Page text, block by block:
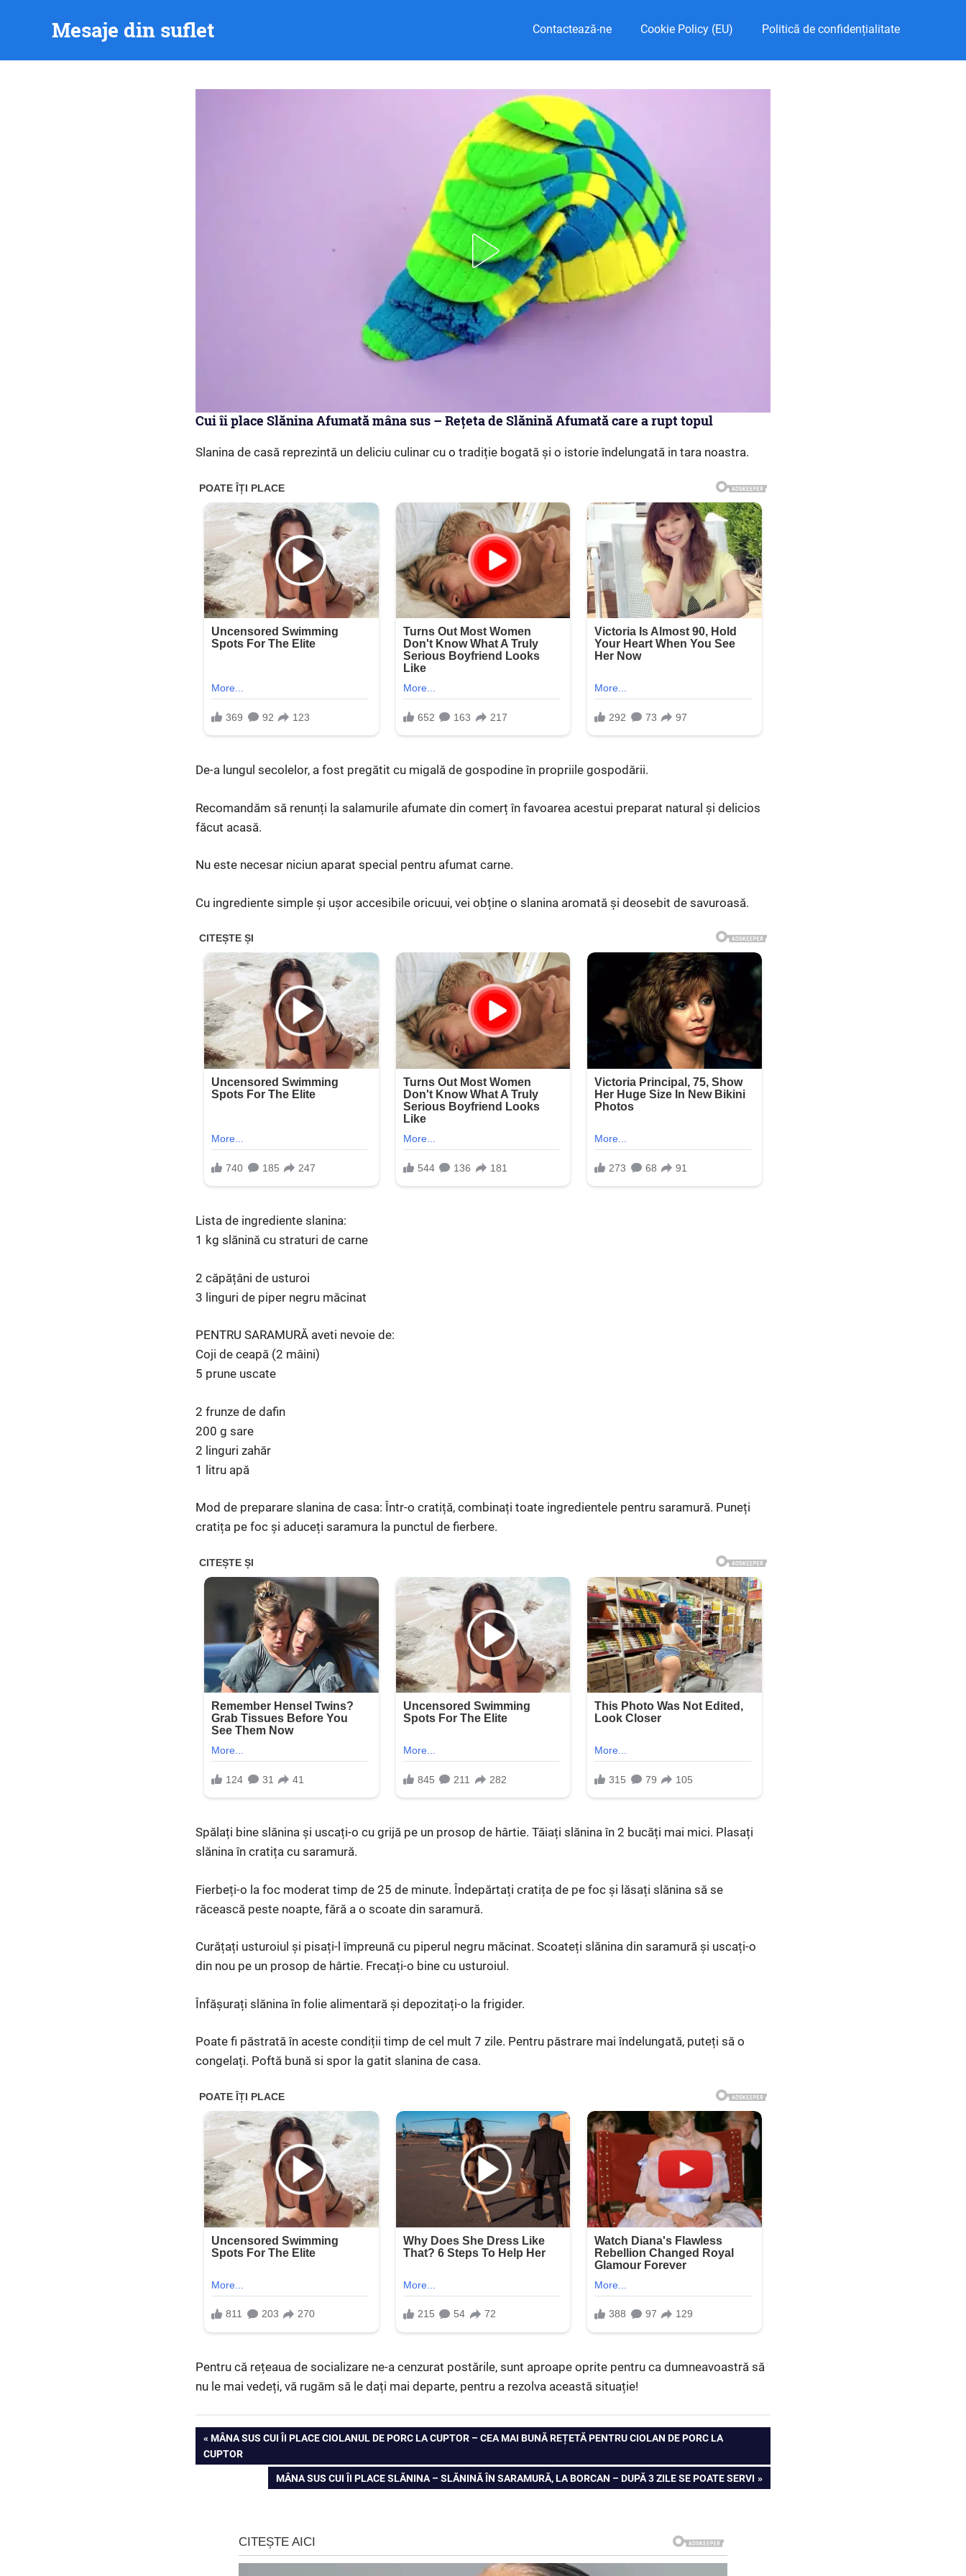
Mesaje din suflet Contactează-ne Cookie Policy (EU) Politică de confidențialitate
Cui îi place Slănina Afumată mâna sus – Rețeta de Slănină Afumată care a rupt topul
Slanina de casă reprezintă un deliciu culinar cu o tradiție bogată și o istorie îndelungată in tara noastra.
De-a lungul secolelor, a fost pregătit cu migală de gospodine în propriile gospodării.
Recomandăm să renunți la salamurile afumate din comerț în favoarea acestui preparat natural și delicios
făcut acasă.
Nu este necesar niciun aparat special pentru afumat carne.
Cu ingrediente simple și ușor accesibile oricuui, vei obține o slanina aromată și deosebit de savuroasă.
Lista de ingrediente slanina:
1 kg slănină cu straturi de carne
2 căpățâni de usturoi
3 linguri de piper negru măcinat
PENTRU SARAMURĂ aveti nevoie de:
Coji de ceapă (2 mâini)
5 prune uscate
2 frunze de dafin
200 g sare
2 linguri zahăr
1 litru apă
Mod de preparare slanina de casa: Într-o cratiță, combinați toate ingredientele pentru saramură. Puneți
cratița pe foc și aduceți saramura la punctul de fierbere.
Spălați bine slănina și uscați-o cu grijă pe un prosop de hârtie. Tăiați slănina în 2 bucăți mai mici. Plasați
slănina în cratița cu saramură.
Fierbeți-o la foc moderat timp de 25 de minute. Îndepărtați cratița de pe foc și lăsați slănina să se
răcească peste noapte, fără a o scoate din saramură.
Curățați usturoiul și pisați-l împreună cu piperul negru măcinat. Scoateți slănina din saramură și uscați-o
din nou pe un prosop de hârtie. Frecați-o bine cu usturoiul.
Înfășurați slănina în folie alimentară și depozitați-o la frigider.
Poate fi păstrată în aceste condiții timp de cel mult 7 zile. Pentru păstrare mai îndelungată, puteți să o
congelați. Poftă bună si spor la gatit slanina de casa.
Pentru că rețeaua de socializare ne-a cenzurat postările, sunt aproape oprite pentru ca dumneavoastră să
nu le mai vedeți, vă rugăm să le dați mai departe, pentru a rezolva această situație!
Navigare
în
PREVIOUS
POST:
MÂNA SUS CUI ÎI PLACE CIOLANUL DE PORC LA CUPTOR – CEA MAI BUNĂ REȚETĂ PENTRU CIOLAN DE PORC LA
CUPTOR
NEXT
MÂNA SUS CUI ÎI PLACE SLĂNINA – SLĂNINĂ ÎN SARAMURĂ, LA BORCAN – DUPĂ 3 ZILE SE POATE SERVI